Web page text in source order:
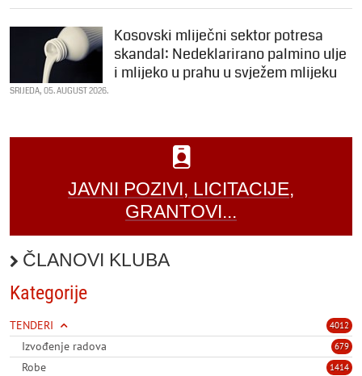
Kosovski mliječni sektor potresa
skandal: Nedeklarirano palmino ulje
i mlijeko u prahu u svježem mlijeku
SRIJEDA, 05. AUGUST 2026.
JAVNI POZIVI, LICITACIJE,
GRANTOVI...
ČLANOVI KLUBA
Kategorije
4012
TENDERI
679
Izvođenje radova
1414
Robe